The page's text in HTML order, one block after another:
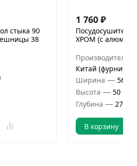
стыка 90
38
1 760 ₽
Посудосушитель
ХРОМ (с алюм.
Производитель
Китай
Ширина — 568
Высота — 50 мм
Глубина — 276
В корзину